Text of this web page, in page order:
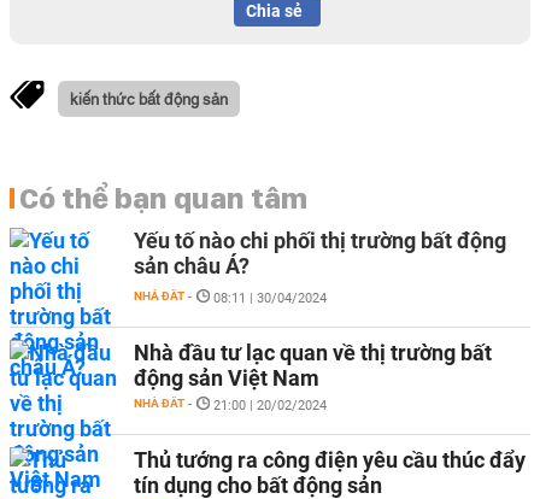
Chia sẻ
kiến thức bất động sản
Có thể bạn quan tâm
Yếu tố nào chi phối thị trường bất động
sản châu Á?
NHÀ ĐẤT - 08:11 | 30/04/2024
Nhà đầu tư lạc quan về thị trường bất
động sản Việt Nam
NHÀ ĐẤT - 21:00 | 20/02/2024
Thủ tướng ra công điện yêu cầu thúc đẩy
tín dụng cho bất động sản